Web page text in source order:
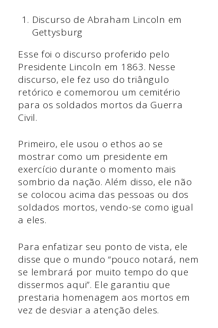
Discurso de Abraham Lincoln em
Gettysburg
Esse foi o discurso proferido pelo
Presidente Lincoln em 1863. Nesse
discurso, ele fez uso do triângulo
retórico e comemorou um cemitério
para os soldados mortos da Guerra
Civil.
Primeiro, ele usou o ethos ao se
mostrar como um presidente em
exercício durante o momento mais
sombrio da nação. Além disso, ele não
se colocou acima das pessoas ou dos
soldados mortos, vendo-se como igual
a eles.
Para enfatizar seu ponto de vista, ele
disse que o mundo “pouco notará, nem
se lembrará por muito tempo do que
dissermos aqui”. Ele garantiu que
prestaria homenagem aos mortos em
vez de desviar a atenção deles.